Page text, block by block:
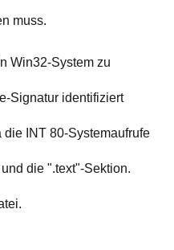
muss.
Win32-System zu
Signatur identifiziert
INT 80-Systemaufrufe
die ".text"-Sektion.